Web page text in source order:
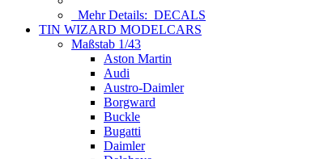
Mehr Details: DECALS
TIN WIZARD MODELCARS
Maßstab 1/43
Aston Martin
Audi
Austro-Daimler
Borgward
Buckle
Bugatti
Daimler